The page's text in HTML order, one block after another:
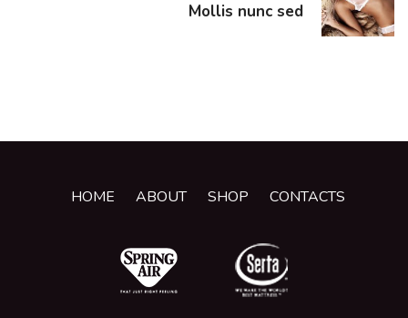
Mollis nunc sed
HOME ABOUT SHOP CONTACTS